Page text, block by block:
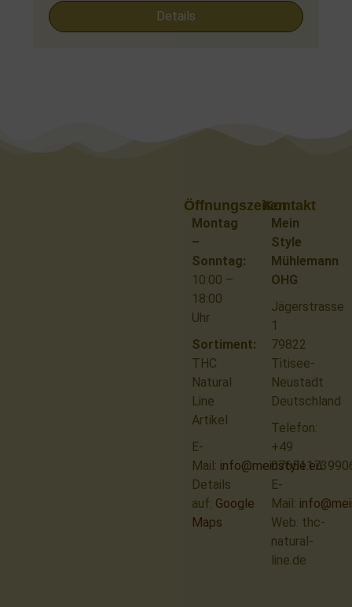
Details
Kontakt
Mein
Style
Mühlemann
OHG
Jägerstrasse
1
79822
Titisee-
Neustadt
Deutschland
Telefon:
+49
E-
Mail:
Web: thc-
natural-
line.de
Öffnungszeiten
Montag
–
Sonntag:
10:00 –
18:00
Uhr
Sortiment:
THC
Natural
Line
Artikel
E-
Mail: info@meinstyle.eu
Details
auf: Google
Maps